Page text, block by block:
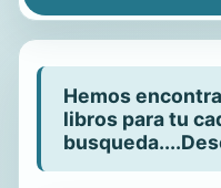
Hemos
libros para tu